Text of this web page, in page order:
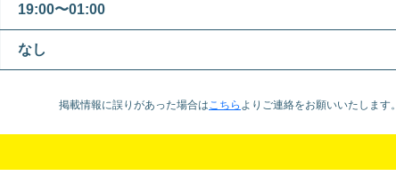
19:00〜01:00
なし
掲載情報に誤りがあった場合はこちら より ご連絡をお願いいたします。